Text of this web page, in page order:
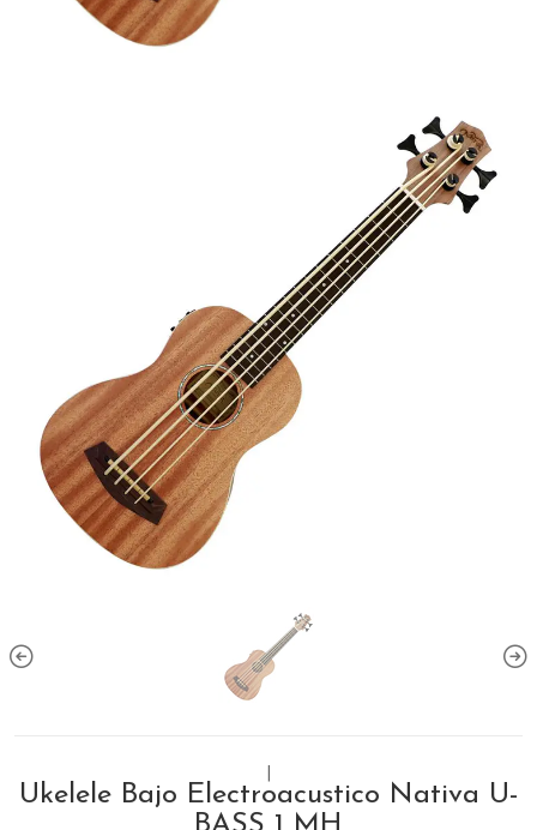
Ukelele Bajo Electroacustico Nativa U-